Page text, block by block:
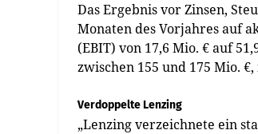
Das Ergebnis vor Zinsen,
Monaten des Vorjahres auf
(EBIT) von 17,6 Mio. € auf
zwischen 155 und 175 Mio.
Verdoppelte Lenzing
„Lenzing verzeichnete ein